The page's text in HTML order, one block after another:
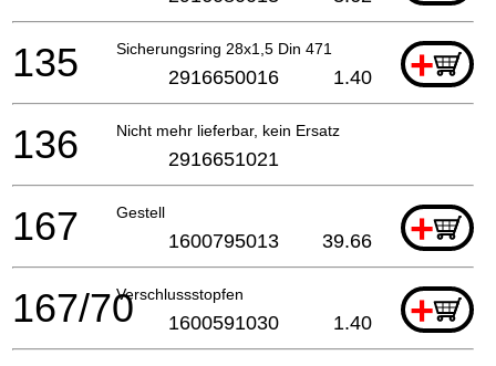
Sicherungsring 28x1,5 Din 471 +
135 2916650016 1.40
Nicht mehr lieferbar, kein Ersatz
136 2916651021
Gestell +
167 1600795013 39.66
Verschlussstopfen +
167/70 1600591030 1.40